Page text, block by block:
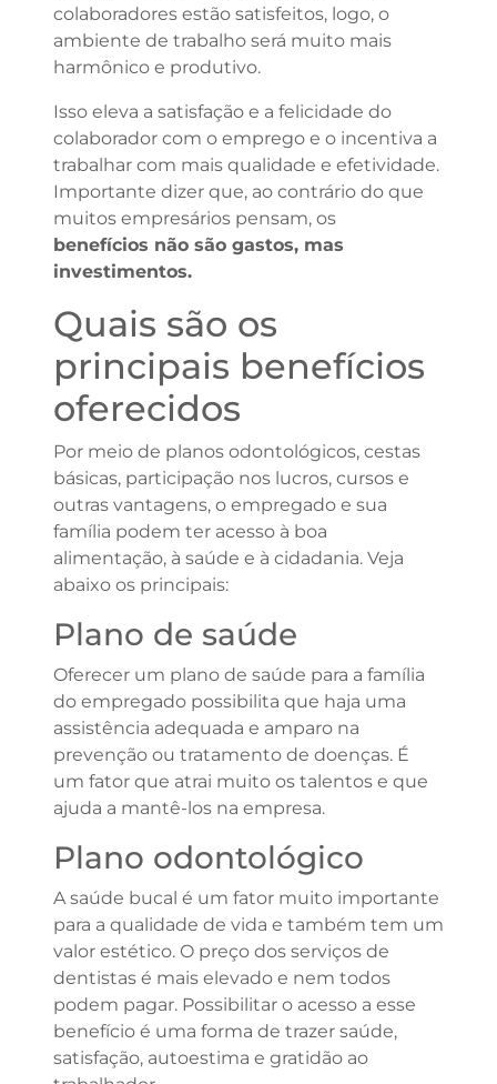
colaboradores estão satisfeitos, logo, o
ambiente de trabalho será muito mais
harmônico e produtivo.
Isso eleva a satisfação e a felicidade do
colaborador com o emprego e o incentiva a
trabalhar com mais qualidade e efetividade.
Importante dizer que, ao contrário do que
muitos empresários pensam, os
benefícios não são gastos, mas
investimentos.
Quais são os
principais benefícios
oferecidos
Por meio de planos odontológicos, cestas
básicas, participação nos lucros, cursos e
outras vantagens, o empregado e sua
família podem ter acesso à boa
alimentação, à saúde e à cidadania. Veja
abaixo os principais:
Plano de saúde
Oferecer um plano de saúde para a família
do empregado possibilita que haja uma
assistência adequada e amparo na
prevenção ou tratamento de doenças. É
um fator que atrai muito os talentos e que
ajuda a mantê-los na empresa.
Plano odontológico
A saúde bucal é um fator muito importante
para a qualidade de vida e também tem um
valor estético. O preço dos serviços de
dentistas é mais elevado e nem todos
podem pagar. Possibilitar o acesso a esse
benefício é uma forma de trazer saúde,
satisfação, autoestima e gratidão ao